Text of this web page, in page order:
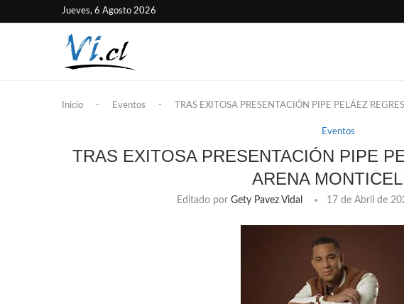
Jueves, 6 Agosto 2026
Inicio - Eventos - TRAS EXITOSA PRESENTACIÓN PIPE PELÁEZ
Eventos
TRAS EXITOSA PRESENTACIÓN PIPE
ARENA
Editado porGety Pavez Vidal 17 de Abril de